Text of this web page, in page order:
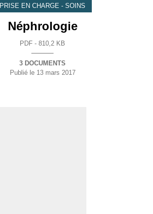
PRISE EN CHARGE - SOINS
Néphrologie
PDF - 810,2 KB
3 DOCUMENTS
Publié le13 mars 2017